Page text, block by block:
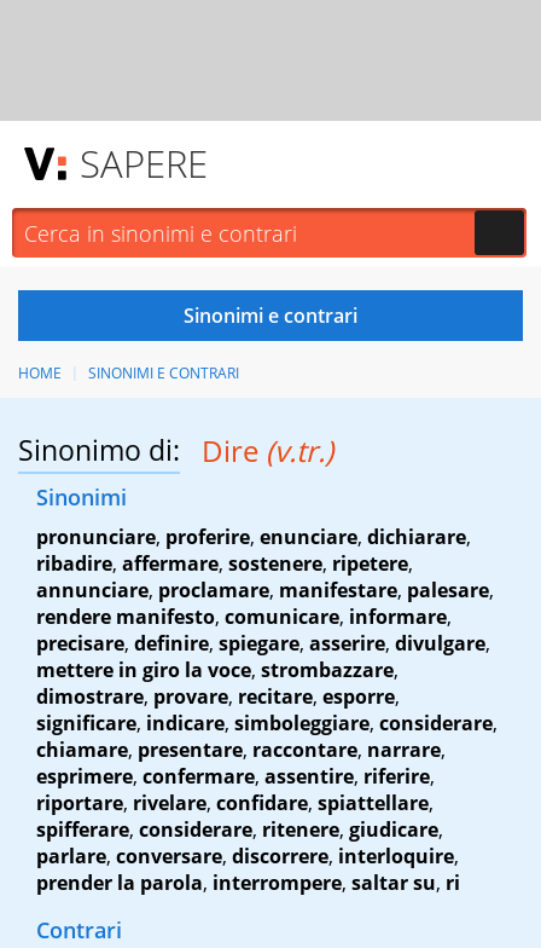
SAPERE
HOME SINONIMI E CONTRARI
Sinonimo di: Dire (v.tr.)
Sinonimi
pronunciare, proferire, enunciare, dichiarare,
ribadire, affermare, sostenere, ripetere,
annunciare, proclamare, manifestare, palesare,
rendere manifesto, comunicare, informare,
precisare, definire, spiegare, asserire, divulgare,
mettere in giro la voce, strombazzare,
dimostrare, provare, recitare, esporre,
significare, indicare, simboleggiare, considerare,
chiamare, presentare, raccontare, narrare,
esprimere, confermare, assentire, riferire,
riportare, rivelare, confidare, spiattellare,
spifferare, considerare, ritenere, giudicare,
parlare, conversare, discorrere, interloquire,
prender la parola, interrompere, saltar su, ri
Contrari